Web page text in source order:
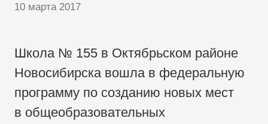
10 марта 2017
Школа № 155 в Октябрьском районе
Новосибирска вошла в федеральную
программу по созданию новых мест
в общеобразовательных